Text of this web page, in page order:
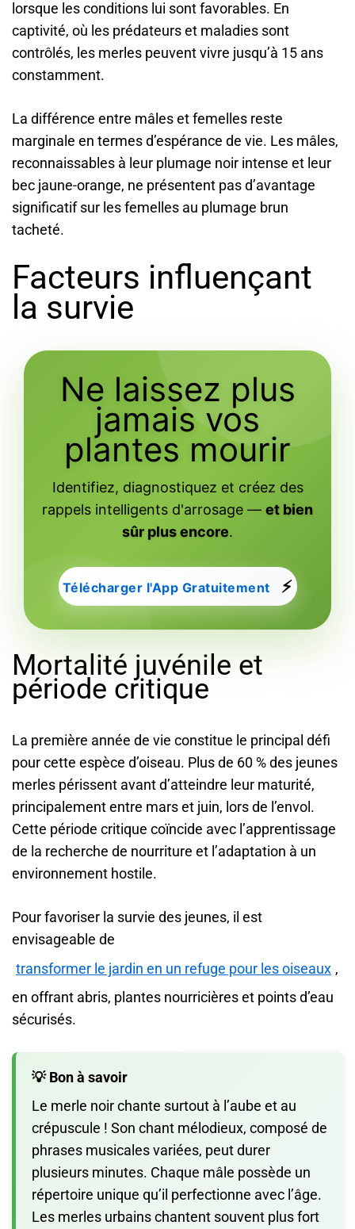
lorsque les conditions lui sont favorables. En
captivité, où les prédateurs et maladies sont
contrôlés, les merles peuvent vivre jusqu’à 15 ans
constamment.
La différence entre mâles et femelles reste
marginale en termes d’espérance de vie. Les mâles,
reconnaissables à leur plumage noir intense et leur
bec jaune-orange, ne présentent pas d’avantage
significatif sur les femelles au plumage brun
tacheté.
Facteurs influençant
la survie
Ne laissez plus
jamais vos
plantes mourir
Identifiez, diagnostiquez et créez des
rappels intelligents d'arrosage — et bien
sûr plus encore.
Télécharger l'App Gratuitement ⚡
Mortalité juvénile et
période critique
La première année de vie constitue le principal défi
pour cette espèce d’oiseau. Plus de 60 % des jeunes
merles périssent avant d’atteindre leur maturité,
principalement entre mars et juin, lors de l’envol.
Cette période critique coïncide avec l’apprentissage
de la recherche de nourriture et l’adaptation à un
environnement hostile.
Pour favoriser la survie des jeunes, il est
envisageable de
transformer le jardin en un refuge pour les oiseaux ,
en offrant abris, plantes nourricières et points d’eau
sécurisés.
💡 Bon à savoir
Le merle noir chante surtout à l’aube et au
crépuscule ! Son chant mélodieux, composé de
phrases musicales variées, peut durer
plusieurs minutes. Chaque mâle possède un
répertoire unique qu’il perfectionne avec l’âge.
Les merles urbains chantent souvent plus fort